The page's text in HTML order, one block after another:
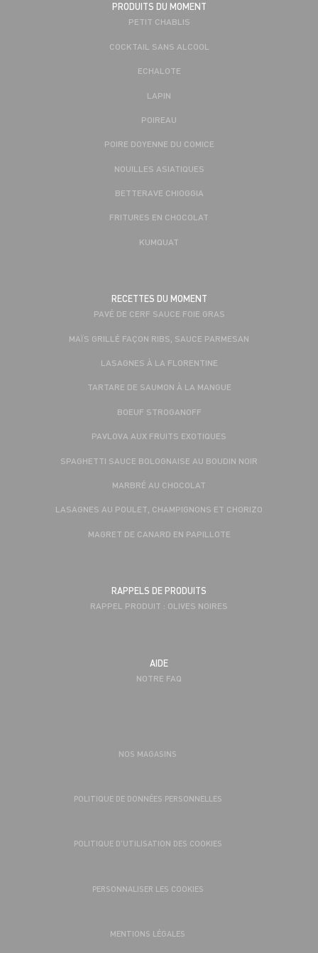
PRODUITS DU MOMENT
PETIT CHABLIS
COCKTAIL SANS ALCOOL
ECHALOTE
LAPIN
POIREAU
POIRE DOYENNE DU COMICE
NOUILLES ASIATIQUES
BETTERAVE CHIOGGIA
FRITURES EN CHOCOLAT
KUMQUAT
RECETTES DU MOMENT
PAVÉ DE CERF SAUCE FOIE GRAS
MAÏS GRILLÉ FAÇON RIBS, SAUCE PARMESAN
LASAGNES À LA FLORENTINE
TARTARE DE SAUMON À LA MANGUE
BOEUF STROGANOFF
PAVLOVA AUX FRUITS EXOTIQUES
SPAGHETTI SAUCE BOLOGNAISE AU BOUDIN NOIR
MARBRÉ AU CHOCOLAT
LASAGNES AU POULET, CHAMPIGNONS ET CHORIZO
MAGRET DE CANARD EN PAPILLOTE
RAPPELS DE PRODUITS
RAPPEL PRODUIT : OLIVES NOIRES
AIDE
NOTRE FAQ
NOS MAGASINS
POLITIQUE DE DONNÉES PERSONNELLES
POLITIQUE D’UTILISATION DES COOKIES
PERSONNALISER LES COOKIES
MENTIONS LÉGALES